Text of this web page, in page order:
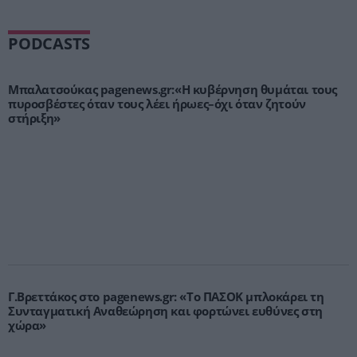
PODCASTS
Μπαλατσούκας pagenews.gr:«Η κυβέρνηση θυμάται τους
πυροσβέστες όταν τους λέει ήρωες–όχι όταν ζητούν
στήριξη»
Γ.Βρεττάκος στο pagenews.gr: «Το ΠΑΣΟΚ μπλοκάρει τη
Συνταγματική Αναθεώρηση και φορτώνει ευθύνες στη
χώρα»